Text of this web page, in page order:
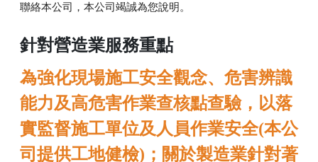
聯絡本公司，本公司竭誠為您說明。
針對營造業服務重點
為強化現場施工安全觀念、危害辨識
能力及高危害作業查核點查驗，以落
實監督施工單位及人員作業安全(本公
司提供工地健檢) ；關於製造業針對著